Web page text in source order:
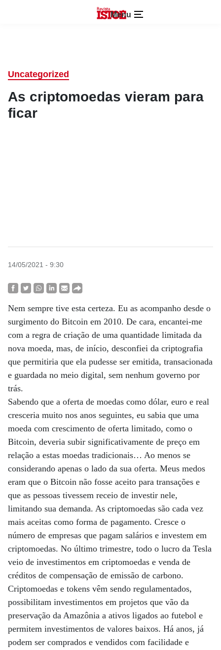
Menu
Uncategorized
As criptomoedas vieram para
ficar
14/05/2021 - 9:30
Nem sempre tive esta certeza. Eu as acompanho desde o
surgimento do Bitcoin em 2010. De cara, encantei-me
com a regra de criação de uma quantidade limitada da
nova moeda, mas, de início, desconfiei da criptografia
que permitiria que ela pudesse ser emitida, transacionada
e guardada no meio digital, sem nenhum governo por
trás.
Sabendo que a oferta de moedas como dólar, euro e real
cresceria muito nos anos seguintes, eu sabia que uma
moeda com crescimento de oferta limitado, como o
Bitcoin, deveria subir significativamente de preço em
relação a estas moedas tradicionais… Ao menos se
considerando apenas o lado da sua oferta. Meus medos
eram que o Bitcoin não fosse aceito para transações e
que as pessoas tivessem receio de investir nele,
limitando sua demanda. As criptomoedas são cada vez
mais aceitas como forma de pagamento. Cresce o
número de empresas que pagam salários e investem em
criptomoedas. No último trimestre, todo o lucro da Tesla
veio de investimentos em criptomoedas e venda de
créditos de compensação de emissão de carbono.
Criptomoedas e tokens vêm sendo regulamentados,
possibilitam investimentos em projetos que vão da
preservação da Amazônia a ativos ligados ao futebol e
permitem investimentos de valores baixos. Há anos, já
podem ser comprados e vendidos com facilidade e